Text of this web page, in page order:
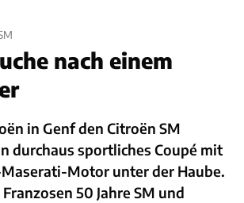
nach einem
in Genf den Citroën SM
durchaus sportliches Coupé mit
Motor unter der Haube.
50 Jahre SM und